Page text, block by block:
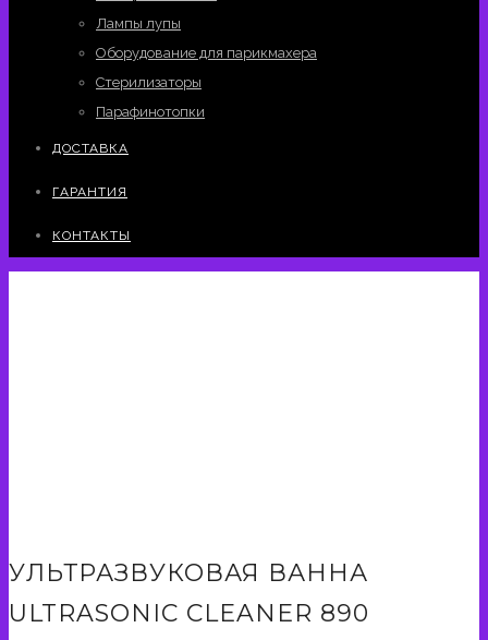
Лампы лупы
Оборудование для парикмахера
Стерилизаторы
Парафинотопки
ДОСТАВКА
ГАРАНТИЯ
КОНТАКТЫ
УЛЬТРАЗВУКОВАЯ ВАННА
ULTRASONIC CLEANER 890